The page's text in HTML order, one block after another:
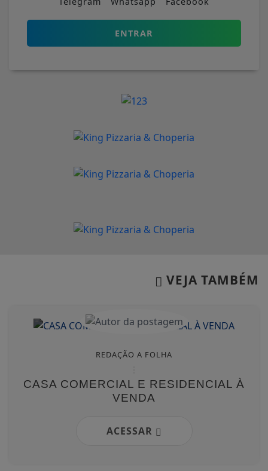
ENTRAR
VEJA TAMBÉM
REDAÇÃO A FOLHA
CASA COMERCIAL E RESIDENCIAL À
VENDA
ACESSAR